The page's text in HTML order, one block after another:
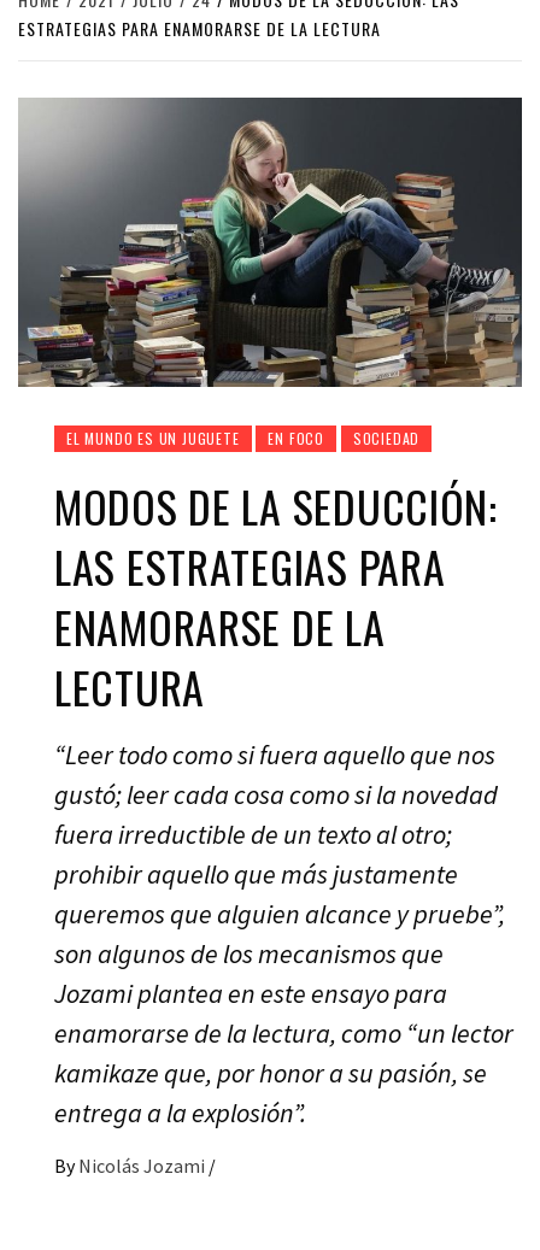
ESTRATEGIAS PARA ENAMORARSE DE LA LECTURA
EL MUNDO ES UN JUGUETE EN FOCO SOCIEDAD
MODOS DE LA SEDUCCIÓN:
LAS ESTRATEGIAS PARA
ENAMORARSE DE LA
LECTURA
“Leer todo como si fuera aquello que nos
gustó; leer cada cosa como si la novedad
fuera irreductible de un texto al otro;
prohibir aquello que más justamente
queremos que alguien alcance y pruebe”,
son algunos de los mecanismos que
Jozami plantea en este ensayo para
enamorarse de la lectura, como “un lector
kamikaze que, por honor a su pasión, se
entrega a la explosión”.
By Nicolás Jozami /